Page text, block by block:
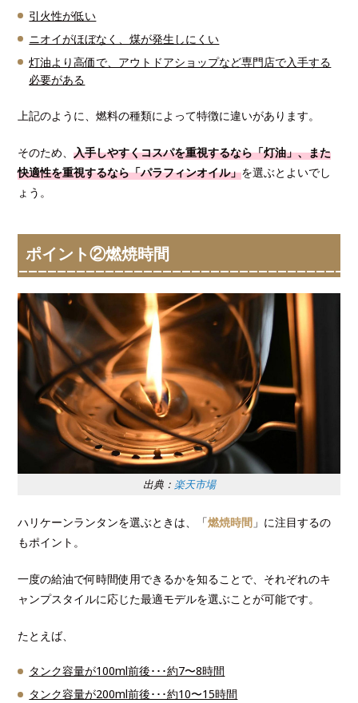
引火性が低い
ニオイがほぼなく、煤が発生しにくい
灯油より高価で、アウトドアショップなど専門店で入手する
必要がある
上記のように、燃料の種類によって特徴に違いがあります。
そのため、入手しやすくコスパを重視するなら「灯油」、また
快適性を重視するなら「パラフィンオイル」を選ぶとよいでし
ょう。
ポイント②燃焼時間
出典： 楽天市場
ハリケーンランタンを選ぶときは、「燃焼時間 」に注目するの
もポイント。
一度の給油で何時間使用できるかを知ることで、それぞれのキ
ャンプスタイルに応じた最適モデルを選ぶことが可能です。
たとえば、
タンク容量が100ml前後･･･約7〜8時間
タンク容量が200ml前後･･･約10〜15時間